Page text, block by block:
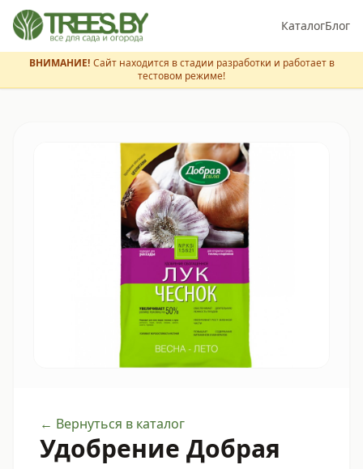
КаталогБлог
ВНИМАНИЕ! Сайт находится в стадии разработки и работает в
тестовом режиме!
← Вернуться в каталог
Удобрение Добрая